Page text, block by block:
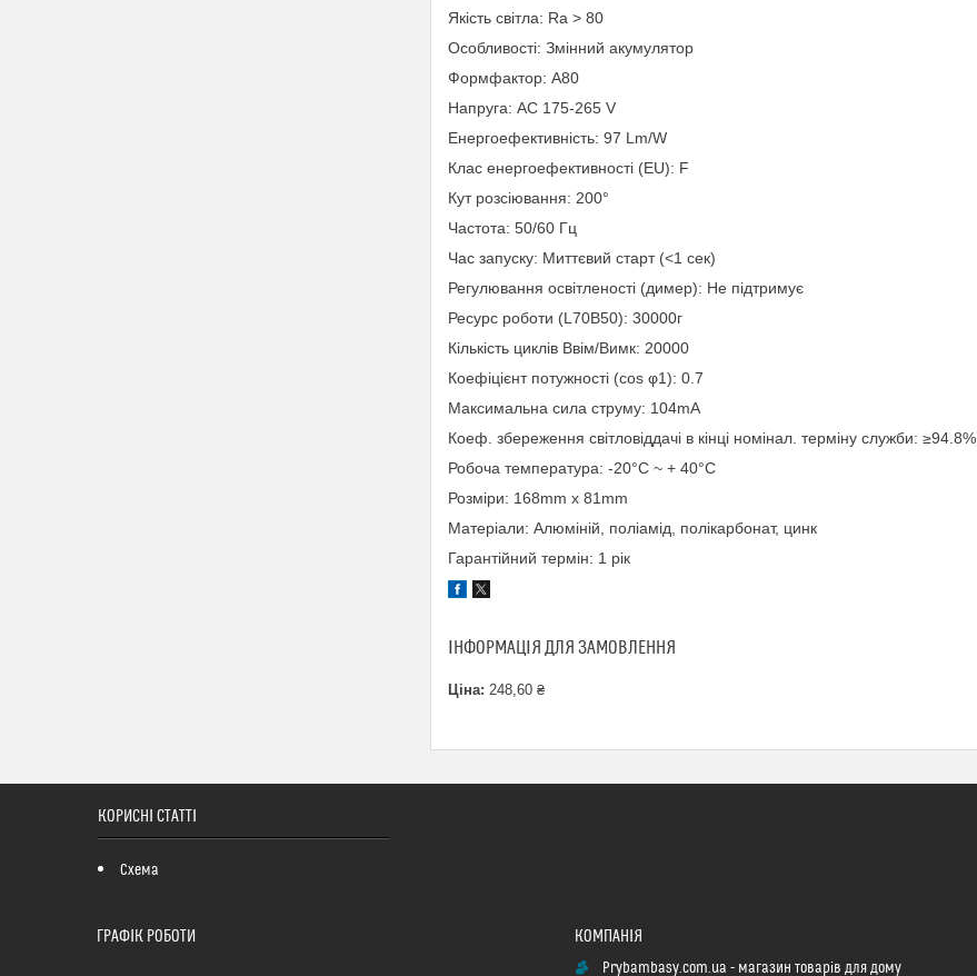
Якість світла: Ra > 80
Особливості: Змінний акумулятор
Формфактор: A80
Напруга: AC 175-265 V
Енергоефективність: 97 Lm/W
Клас енергоефективності (EU): F
Кут розсіювання: 200°
Частота: 50/60 Гц
Час запуску: Миттєвий старт (<1 сек)
Регулювання освітленості (димер): Не підтримує
Ресурс роботи (L70B50): 30000г
Кількість циклів Ввім/Вимк: 20000
Коефіцієнт потужності (cos φ1): 0.7
Максимальна сила струму: 104mA
Коеф. збереження світловіддачі в кінці номінал. терміну служби: ≥94.8%
Робоча температура: -20°C ~ + 40°С
Розміри: 168mm х 81mm
Матеріали: Алюміній, поліамід, полікарбонат, цинк
Гарантійний термін: 1 рік
ІНФОРМАЦІЯ ДЛЯ ЗАМОВЛЕННЯ
Ціна: 248,60 ₴
КОРИСНІ СТАТТІ
Схема
ГРАФІК РОБОТИ
Prybambasy.com.ua - магазин товарів для дому